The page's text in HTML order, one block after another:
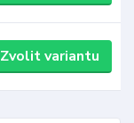
Zvolit variantu